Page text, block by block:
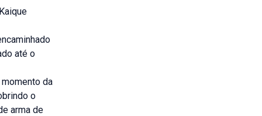
até o
da
o
arma de